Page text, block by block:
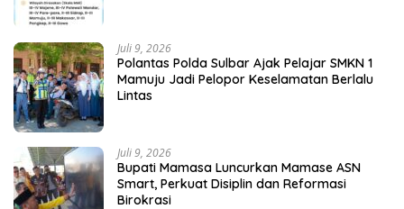
Juli 9, 2026
Polantas Polda Sulbar Ajak Pelajar SMKN 1
Mamuju Jadi Pelopor Keselamatan Berlalu
Lintas
Juli 9, 2026
Bupati Mamasa Luncurkan Mamase ASN
Smart, Perkuat Disiplin dan Reformasi
Birokrasi